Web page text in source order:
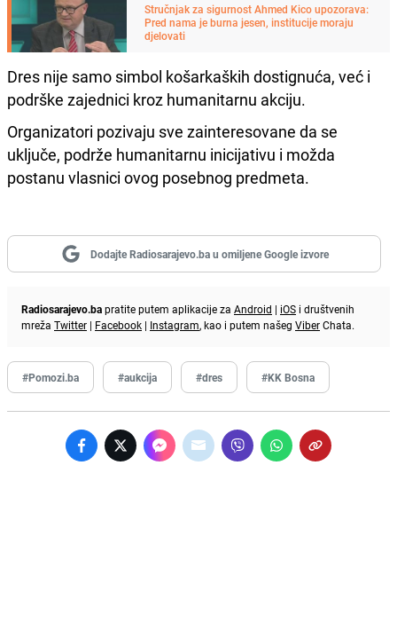
Stručnjak za sigurnost Ahmed Kico upozorava:
Pred nama je burna jesen, institucije moraju
djelovati
Dres nije samo simbol košarkaških dostignuća, već i
podrške zajednici kroz humanitarnu akciju.
Organizatori pozivaju sve zainteresovane da se
uključe, podrže humanitarnu inicijativu i možda
postanu vlasnici ovog posebnog predmeta.
Dodajte Radiosarajevo.ba u omiljene Google izvore
Radiosarajevo.bapratite putem aplikacije za Android | iOS i društvenih
mreža Twitter | Facebook | Instagram, kao i putem našeg ViberChata.
#Pomozi.ba #aukcija #dres #KK Bosna